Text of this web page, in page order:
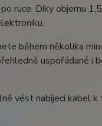
ruce. Díky objemu
během několika
uspořádané i
vést nabíjecí kabel